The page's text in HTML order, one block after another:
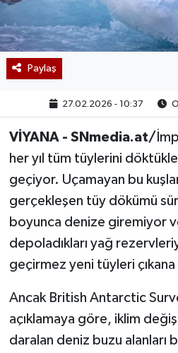
Paylaş
27.02.2026 - 10:37
VİYANA - SNmedia.at/
her yıl tüm tüylerini
geçiyor. Uçamayan bu
gerçekleşen tüy dökümü
boyunca denize giremiyor
depoladıkları yağ
geçirmez yeni tüyleri
Ancak British Antarctic
açıklamaya göre, iklim
daralan deniz buzu alanları